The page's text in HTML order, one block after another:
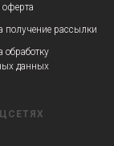
получение рассылки
обработку
данных